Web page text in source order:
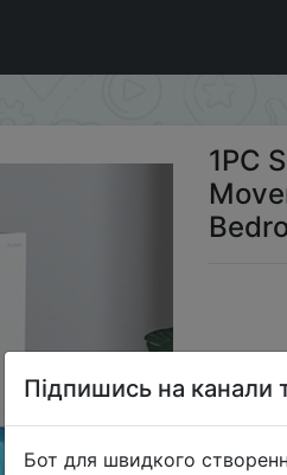
Frame Quartz
1PC
Підпишись на канали
Бот для швидкого